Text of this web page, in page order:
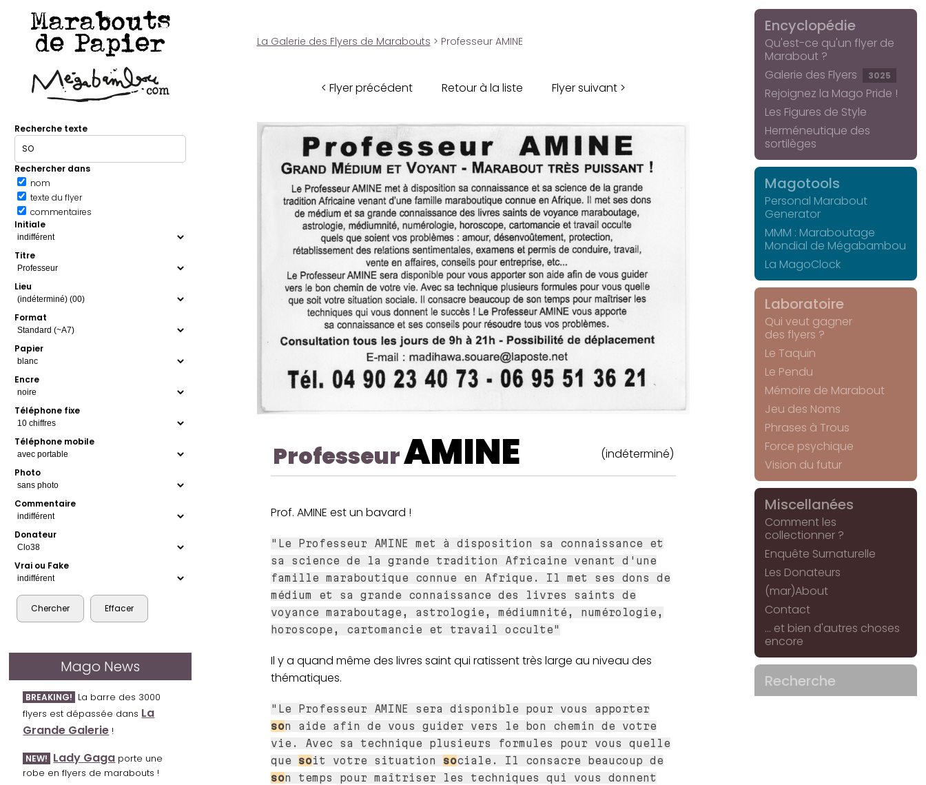
Marabouts
de Papier
Recherche texte
Rechercher dans
nom
texte du flyer
commentaires
Initiale
Titre
Lieu
Format
Papier
Encre
Téléphone fixe
Téléphone mobile
Photo
Commentaire
Donateur
Vrai ou Fake
Mago News
BREAKING! La barre des 3000
flyers est dépassée dans La
Grande Galerie !
NEW! Lady Gaga porte une
robe en flyers de marabouts !
La Galerie des Flyers de Marabouts > Professeur AMINE
< Flyer précédent Retour à la liste Flyer suivant >
ProfesseurAMINE (indéterminé)
Prof. AMINE est un bavard !
"Le Professeur AMINE met à disposition sa connaissance et
sa science de la grande tradition Africaine venant d'une
famille maraboutique connue en Afrique. Il met ses dons de
médium et sa grande connaissance des livres saints de
voyance maraboutage, astrologie, médiumnité, numérologie,
horoscope, cartomancie et travail occulte"
Il y a quand même des livres saint qui ratissent très large au niveau des
thématiques.
"Le Professeur AMINE sera disponible pour vous apporter
son aide afin de vous guider vers le bon chemin de votre
vie. Avec sa technique plusieurs formules pour vous quelle
que soit votre situation sociale. Il consacre beaucoup de
son temps pour maîtriser les techniques qui vous donnent
Encyclopédie
Qu'est-ce qu'un flyer de
Marabout ?
Galerie des Flyers
3025
Rejoignez la Mago Pride !
Les Figures de Style
Herméneutique des
sortilèges
Magotools
Personal Marabout
Generator
MMM : Maraboutage
Mondial de Mégabambou
La MagoClock
Laboratoire
Qui veut gagner
des flyers ?
Le Taquin
Le Pendu
Mémoire de Marabout
Jeu des Noms
Phrases à Trous
Force psychique
Vision du futur
Miscellanées
Comment les
collectionner ?
Enquête Surnaturelle
Les Donateurs
(mar)About
Contact
... et bien d'autres choses
encore
Recherche